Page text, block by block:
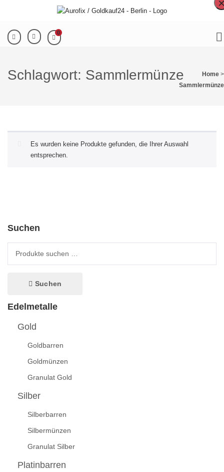
0
Schlagwort: Sammlermünze Home >
Sammlermünze
Es wurden keine Produkte gefunden, die Ihrer Auswahl
entsprechen.
Suchen
Suchen
Edelmetalle
Gold
Goldbarren
Goldmünzen
Granulat Gold
Silber
Silberbarren
Silbermünzen
Granulat Silber
Platinbarren